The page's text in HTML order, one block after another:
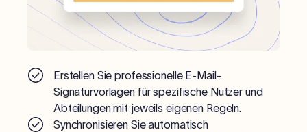
Erstellen Sie professionelle E-Mail-
Signaturvorlagen für spezifische Nutzer und
Abteilungen mit jeweils eigenen Regeln.
Synchronisieren Sie automatisch